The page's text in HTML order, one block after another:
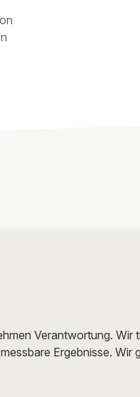
Verantwortung. Wir
Ergebnisse. Wir